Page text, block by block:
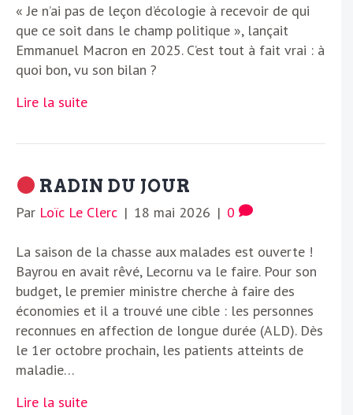
« Je n’ai pas de leçon d’écologie à recevoir de qui
que ce soit dans le champ politique », lançait
Emmanuel Macron en 2025. C’est tout à fait vrai : à
quoi bon, vu son bilan ?
Lire la suite
RADIN DU JOUR
Par Loïc Le Clerc | 18 mai 2026 | 0
La saison de la chasse aux malades est ouverte !
Bayrou en avait rêvé, Lecornu va le faire. Pour son
budget, le premier ministre cherche à faire des
économies et il a trouvé une cible : les personnes
reconnues en affection de longue durée (ALD). Dès
le 1er octobre prochain, les patients atteints de
maladie…
Lire la suite